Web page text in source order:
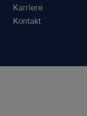
Karriere
Kontakt